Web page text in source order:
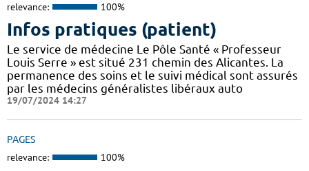
relevance: 100%
Infos pratiques (patient)
Le service de médecine Le Pôle Santé « Professeur
Louis Serre » est situé 231 chemin des Alicantes. La
permanence des soins et le suivi médical sont assurés
par les médecins généralistes libéraux auto
19/07/2024 14:27
PAGES
relevance: 100%